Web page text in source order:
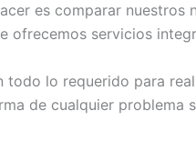
es comparar
servicios
lo requerido para
de cualquier problema